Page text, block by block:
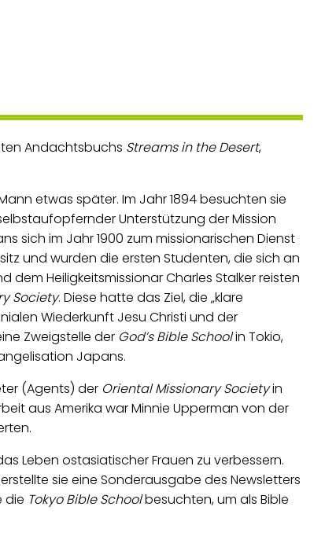
Andachtsbuchs Streams in the Desert,
etwas später. Im Jahr 1894 besuchten sie
Unterstützung der Mission
sich im Jahr 1900 zum missionarischen Dienst
und wurden die ersten Studenten, die sich an
dem Heiligkeitsmissionar Charles Stalker reisten
Society. Diese hatte das Ziel, die „klare
Wiederkunft Jesu Christi und der
Zweigstelle der God’s Bible Schoolin Tokio,
Japans.
(Agents) der Oriental Missionary Societyin
aus Amerika war Minnie Upperman von der
Leben ostasiatischer Frauen zu verbessern.
sie eine Sonderausgabe des Newsletters
die Tokyo Bible Schoolbesuchten, um als Bible